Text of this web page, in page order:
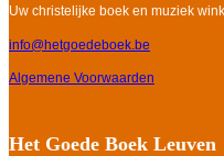
Uw christelijke boek en muziek
info@hetgoedeboek.be
Algemene Voorwaarden
Het Goede Boek Leuven